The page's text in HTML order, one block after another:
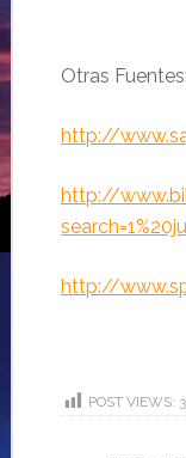
Otras Fuentes:
http://
http://
http://
POST VIEWS: 3